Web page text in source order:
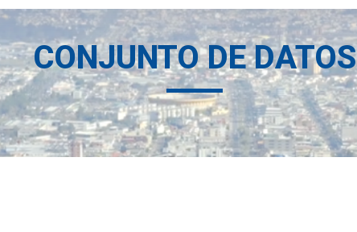
CONJUNTO DE DATOS